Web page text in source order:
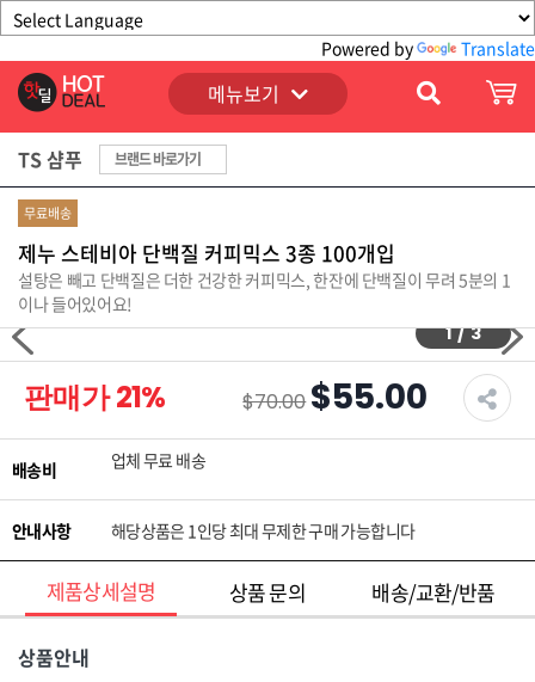
Powered by Translate
메뉴보기
TS 샴푸 브랜드 바로가기
무료배송
제누 스테비아 단백질 커피믹스 3종 100개입
설탕은 빼고 단백질은 더한 건강한 커피믹스, 한잔에 단백질이 무려 5분의 1
이나 들어있어요!
1 / 3
판매가21% $70.00 $55.00
배송비 업체 무료 배송
안내사항 해당상품은 1인당 최대 무제한 구매 가능합니다
제품상세설명 상품 문의 배송/교환/반품
상품안내